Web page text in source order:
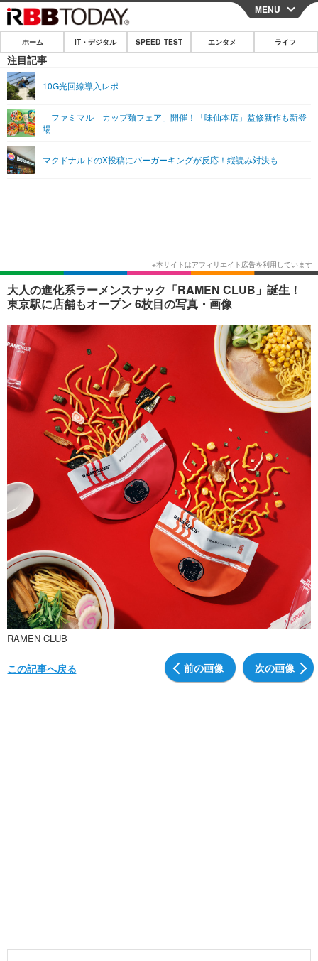
CLOSE
ホーム
IT・デジタル
ショッピング その他
SPEED TEST
エンタメ
エンタメTOP 映画・ドラマ
ショッピング その他
ライフ
MENU
ホーム IT・デジタル SPEED TEST エンタメ ライフ
注目記事
10G光回線導入レポ
「ファミマル カップ麺フェア」開催！「味仙本店」監修新作も新登
場
マクドナルドのX投稿にバーガーキングが反応！縦読み対決も
大人の進化系ラーメンスナック「RAMEN CLUB」誕生！
東京駅に店舗もオープン 6枚目の写真・画像
RAMEN CLUB
前の画像 次の画像
この記事へ戻る